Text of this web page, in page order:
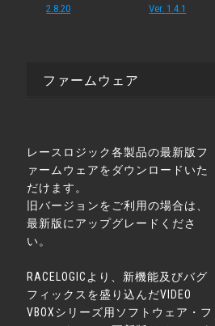
2.8.20
Ver. 1.4.1
ファームウェア
レースロジック各製品の最新版フ
ァームウェアをダウンロードいた
だけます。
旧バージョンをご利用の場合は、
最新版にアップグレードくださ
い。
RACELOGICより、新機能及びバグ
フィックスを盛り込んだVIDEO
VBOXシリーズ用ソフトウェア・フ